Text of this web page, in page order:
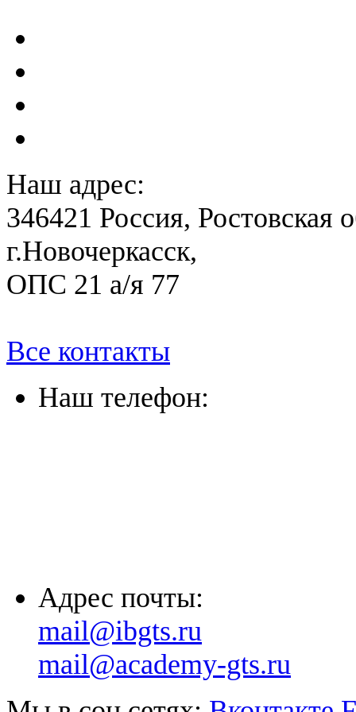
Наш адрес:
346421 Россия, Ростовская
г.Новочеркасск,
ОПС 21 а/я 77
Все контакты
Наш телефон:
Адрес почты:
mail@ibgts.ru
mail@academy-gts.ru